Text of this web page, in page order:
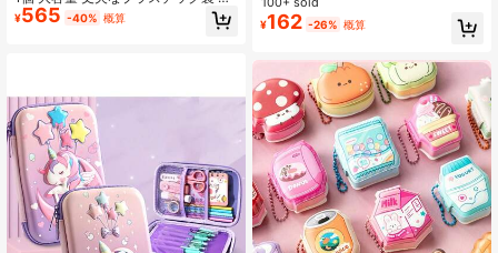
機能 二層式 漫画柄 ペンケース 文房
具ボックス 学生 学校 勉強部屋 入学
¥565 -40% 概算
収納ボックス、クリスマスプレゼン
ト 多機能文房具ボックス、半透明ペ
¥162 -26% 概算